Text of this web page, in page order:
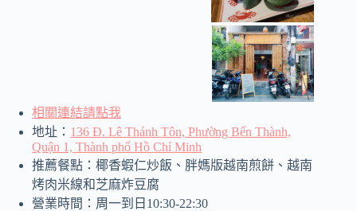
相關連結請點我
地址： 136 Đ. Lê Thánh Tôn, Phường Bến Thành,
Quận 1, Thành phố Hồ Chí Minh
推薦餐點：椰香蝦仁炒飯、胖媽版越南煎餅、越南
烤肉米線和芝麻炸豆腐
營業時間：周一到日10:30-22:30